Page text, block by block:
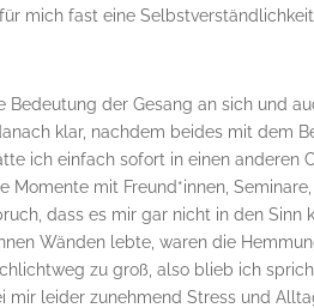
mich fast eine
Bedeutung der Gesang an sich und
klar, nachdem beides mit dem
ich einfach sofort in einen anderen
Momente mit Freund*innen,
dass es mir gar nicht in den
Wänden lebte, waren die
zu groß, also blieb ich
mir leider zunehmend Stress und